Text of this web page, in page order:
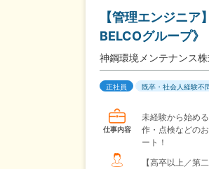
【管理エンジニ
BELCOグループ》
神鋼環境メンテナンス
正社員 既卒・社会人経験不
仕事内容
未経験から始め
作・点検などの
ート！
【高卒以上／第